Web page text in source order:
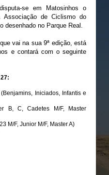
se em Matosinhos o
Associação de Ciclismo do
desenhado no Parque Real.
vai na sua 9ª edição, está
e contará com o seguinte
Iniciados, Infantis e
B, C, Cadetes M/F, Master
M/F, Junior M/F, Master A)